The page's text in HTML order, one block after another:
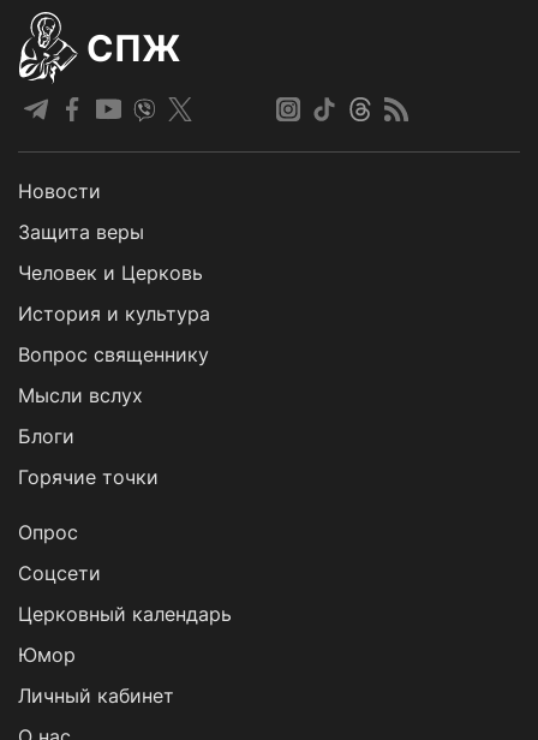
СПЖ
Новости
Защита веры
Человек и Церковь
История и культура
Вопрос священнику
Мысли вслух
Блоги
Горячие точки
Опрос
Cоцсети
Церковный календарь
Юмор
Личный кабинет